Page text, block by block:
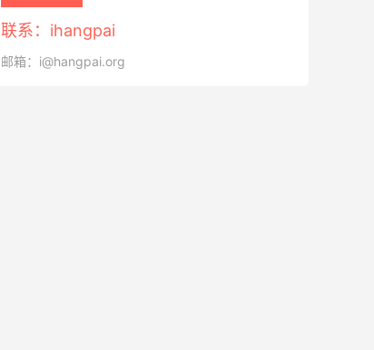
联系：ihangpai
邮箱：i@hangpai.org